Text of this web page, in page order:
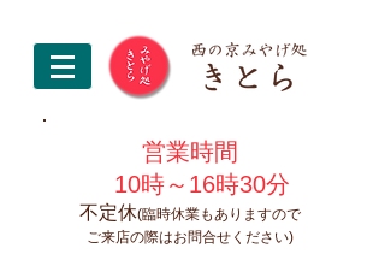
営業時間
10時～16時30分
不定休(臨時休業もありますので
ご来店の際はお問合せください)